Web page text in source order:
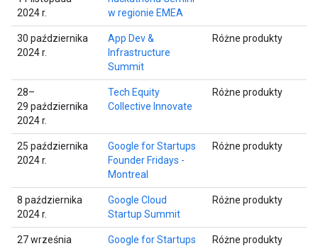
2024 r.
w regionie EMEA
30 października
2024 r.
App Dev &
Infrastructure
Summit
Różne produkty
28–
29 października
2024 r.
Tech Equity
Collective Innovate
Różne produkty
25 października
2024 r.
Google for Startups
Founder Fridays -
Montreal
Różne produkty
8 października
2024 r.
Google Cloud
Startup Summit
Różne produkty
27 września
Google for Startups
Różne produkty